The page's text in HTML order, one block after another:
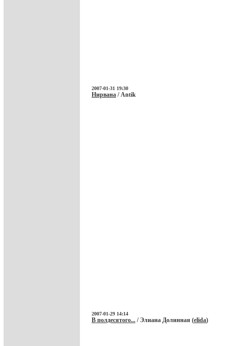
2007-01-31 19:30
Нирвана / Antik
2007-01-29 14:14
В полдесятого... / Элиана Долинная (elida)